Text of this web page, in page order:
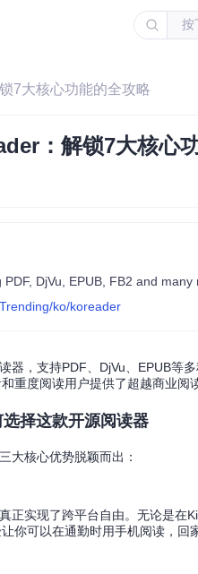
按
7大核心功能的全攻略
：解锁7大核心
ko/koreader
器，支持PDF、DjVu、EPUB等
重度阅读用户提供了超越商业阅
择这款开源阅读器
大核心优势脱颖而出：
正实现了跨平台自由。无论是
你可以在通勤时用手机阅读，回